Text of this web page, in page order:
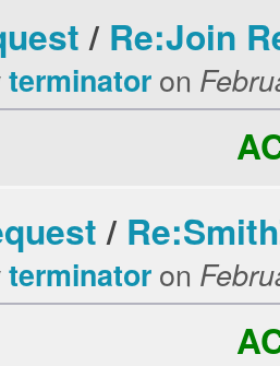
/ Re:Join
terminator on
/
terminator on